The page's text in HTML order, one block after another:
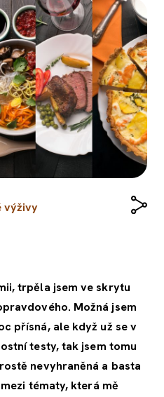
A DĚTI
VZTAHY
výživy
trpěla jsem ve skrytu
Možná jsem
přísná, ale když už se v
testy, tak jsem tomu
nevyhraněná a basta
tématy, která mě